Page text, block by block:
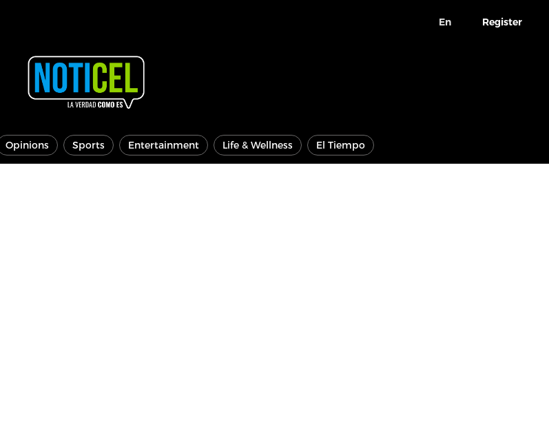
En Register
Opinions Sports Entertainment Life & Wellness El Tiempo